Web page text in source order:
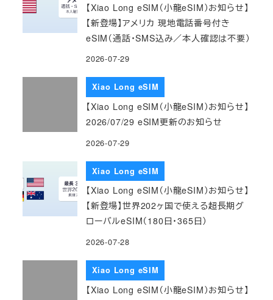
【Xiao Long eSIM（小龍eSIM）お知らせ】
【新登場】アメリカ 現地電話番号付き
eSIM（通話・SMS込み／本人確認は不要）
2026-07-29
Xiao Long eSIM
【Xiao Long eSIM（小龍eSIM）お知らせ】
2026/07/29 eSIM更新のお知らせ
2026-07-29
Xiao Long eSIM
【Xiao Long eSIM（小龍eSIM）お知らせ】
【新登場】世界202ヶ国で使える超長期グ
ローバルeSIM（180日・365日）
2026-07-28
Xiao Long eSIM
【Xiao Long eSIM（小龍eSIM）お知らせ】